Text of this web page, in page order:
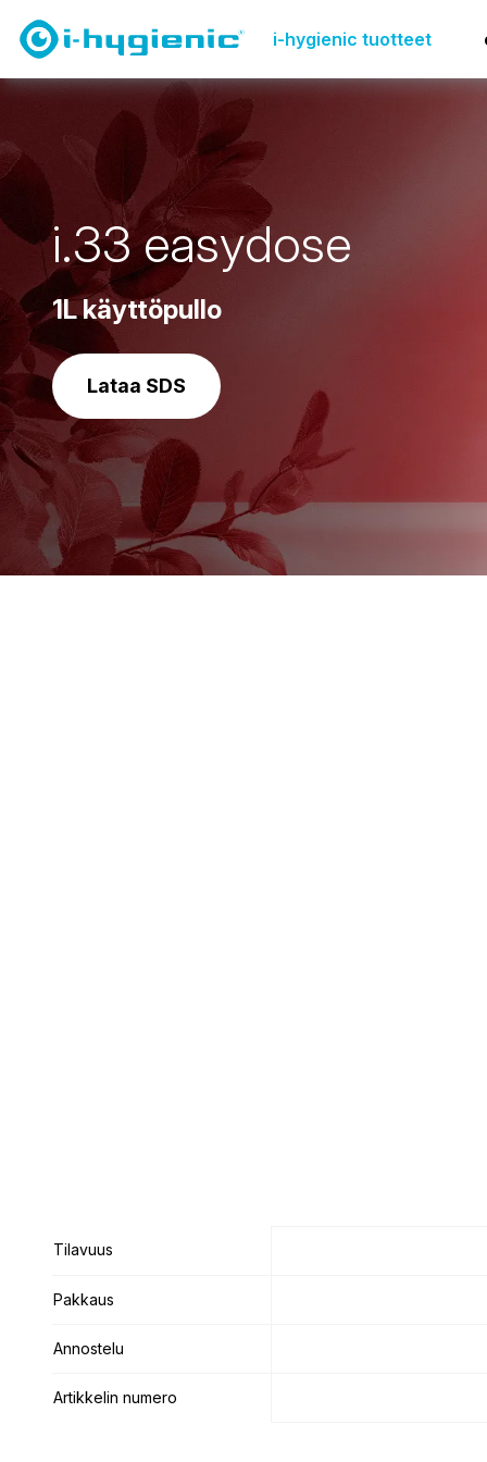
i-hygienic tuotteet
Tuotteen yleiskatsaussivu Pesuhuoneiden siivous
i.33easydose
1L käyttöpullo
Lataa SDS
Tilavuus
Pakkaus
Annostelu
Artikkelin numero
Tilavuus
Pakkaus
Annostelu
Artikkelin numero